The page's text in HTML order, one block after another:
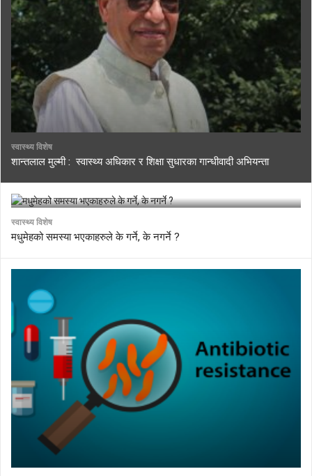
स्वास्थ्य विशेष
शान्तलाल मुल्मी : स्वास्थ्य अधिकार र शिक्षा सुधारका गान्धीवादी अभियन्ता
स्वास्थ्य विशेष
मधुमेहको समस्या भएकाहरुले के गर्ने, के नगर्ने ?